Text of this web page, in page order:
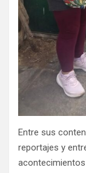
Entre sus
reportajes y